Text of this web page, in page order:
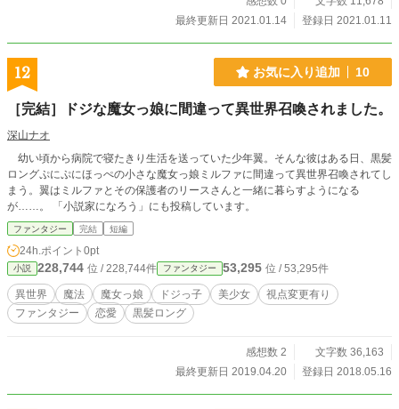
最終更新日 2021.01.14
登録日 2021.01.11
12 お気に入り追加 10
［完結］ドジな魔女っ娘に間違って異世界召喚されました。
深山ナオ
幼い頃から病院で寝たきり生活を送っていた少年翼。そんな彼はある日、黒髪
ロングぷにぷにほっぺの小さな魔女っ娘ミルファに間違って異世界召喚されてし
まう。翼はミルファとその保護者のリースさんと一緒に暮らすようになる
が……。 「小説家になろう」にも投稿しています。
ファンタジー 完結 短編
24h.ポイント 0pt
小説 228,744 位 / 228,744件 ファンタジー 53,295 位 / 53,295件
異世界 魔法 魔女っ娘 ドジっ子 美少女
視点変更有り
ファンタジー
恋愛 黒髪ロング
感想数 2
文字数 36,163
最終更新日 2019.04.20
登録日 2018.05.16